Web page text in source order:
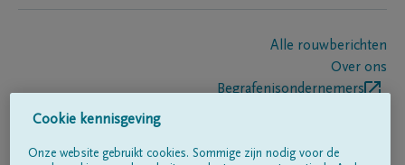
Alle rouwberichten
Over ons
Begrafenisondernemers
Cookie kennisgeving
Onze website gebruikt cookies. Sommige zijn nodig voor de